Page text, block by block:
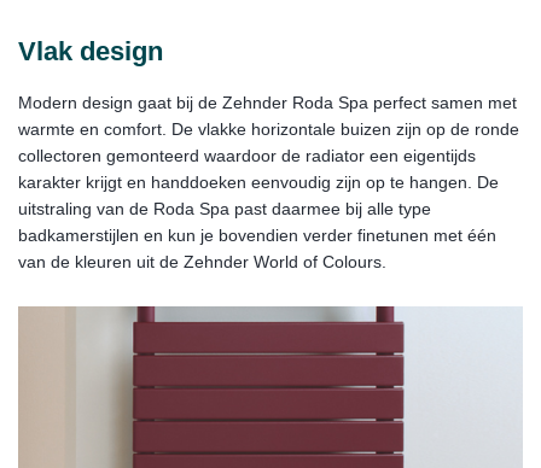
Vlak design
Modern design gaat bij de Zehnder Roda Spa perfect samen met
warmte en comfort. De vlakke horizontale buizen zijn op de ronde
collectoren gemonteerd waardoor de radiator een eigentijds
karakter krijgt en handdoeken eenvoudig zijn op te hangen. De
uitstraling van de Roda Spa past daarmee bij alle type
badkamerstijlen en kun je bovendien verder finetunen met één
van de kleuren uit de Zehnder World of Colours.